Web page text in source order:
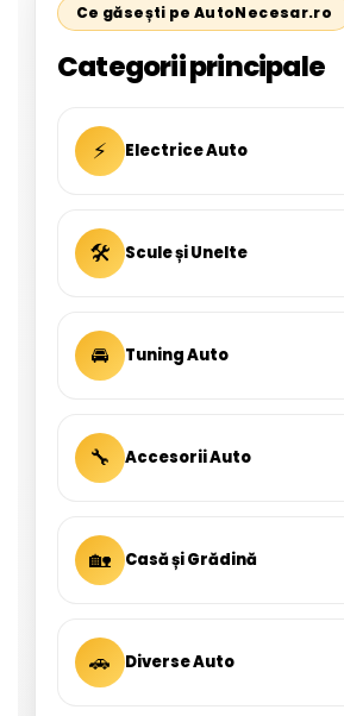
Ce găsești pe AutoNecesar.ro
Categorii principale
⚡ Electrice Auto
🛠 Scule și Unelte
🚘 Tuning Auto
🔧 Accesorii Auto
🏡 Casă și Grădină
🚗 Diverse Auto